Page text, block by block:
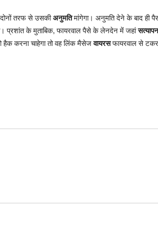
तरफ से उसकीअनुमतिमांगेगा। अनुमति देने के बाद ही
प्रशांत के मुताबिक, फायरवाल पैसे के लेनदेन में जहांसत्यापन
हैक करना चाहेगा तो वह लिंक मैसेजवायरसफायरवाल से